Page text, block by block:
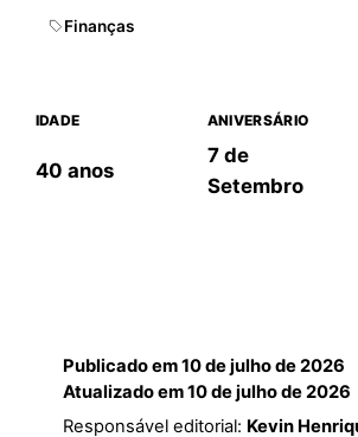
Finanças
IDADE
40 anos
ANIVERSÁRIO
7 de
Setembro
Publicado em10 de julho de 2026
Atualizado em10 de julho de 2026
Responsável editorial: Kevin